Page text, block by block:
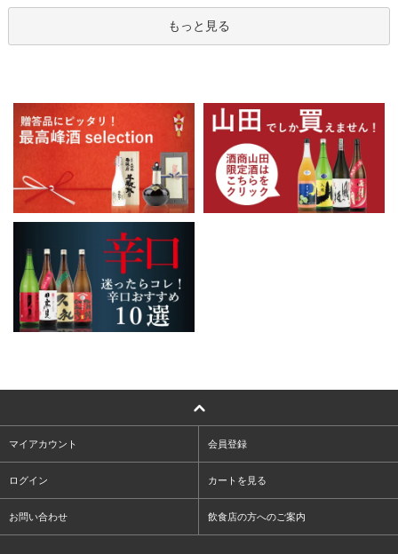
もっと見る
マイアカウント 会員登録
ログイン カートを見る
お問い合わせ 飲食店の方へのご案内